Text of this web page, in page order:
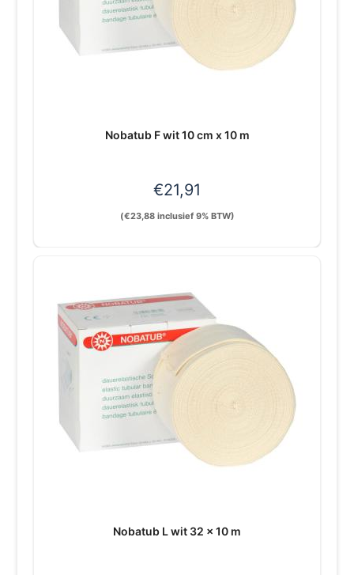
Nobatub F wit 10 cm x 10 m
€21,91
(€23,88inclusief 9% BTW)
Nobatub L wit 32 x 10 m